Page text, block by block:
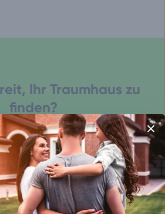
Ihr Traumhaus zu
finden?
Assistenten starten